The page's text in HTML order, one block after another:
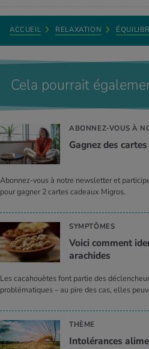
Führungskräfte.
Daniela Egg Erzinger est
der Arbeitswelt.» Thomas Ihde-
Daniela Egg Erzinger est
ACCUEIL RELAXATION
Cela pourrait
ABONNEZ-VOUS À
Gagnez des
Abonnez-vous à notre newsletter et
pour gagner 2 cartes cadeaux Migros.
SYMPTÔMES
Voici comment
arachides
Les cacahouètes font partie des
problématiques – au pire des cas, elles
THÈME
Intolérances